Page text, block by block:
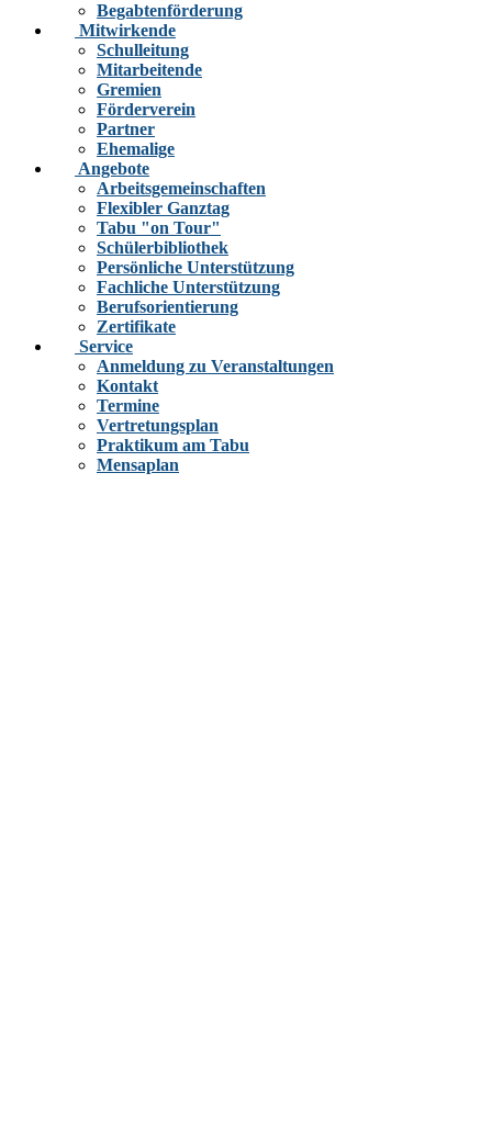
Begabtenförderung
Mitwirkende
Schulleitung
Mitarbeitende
Gremien
Förderverein
Partner
Ehemalige
Angebote
Arbeitsgemeinschaften
Flexibler Ganztag
Tabu "on Tour"
Schülerbibliothek
Persönliche Unterstützung
Fachliche Unterstützung
Berufsorientierung
Zertifikate
Service
Anmeldung zu Veranstaltungen
Kontakt
Termine
Vertretungsplan
Praktikum am Tabu
Mensaplan